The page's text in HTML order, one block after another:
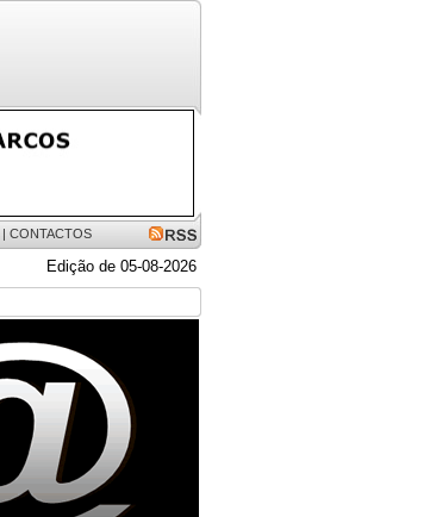
| CONTACTOS
Edição de 05-08-2026